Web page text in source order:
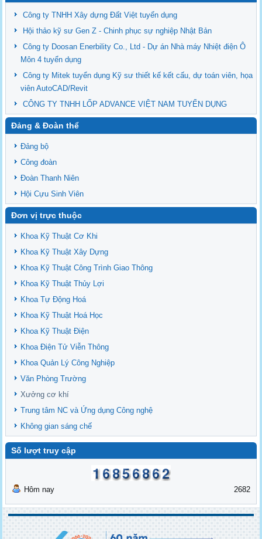
Công ty TNHH Xây dựng Đất Việt tuyển dụng
Hội thảo kỹ sư Gen Z - Chinh phục sự nghiệp Nhật Bản
Công ty Doosan Enerbility Co., Ltd - Dự án Nhà máy Nhiệt điện Ô
Môn 4 tuyển dụng
Công ty Mitek tuyển dụng Kỹ sư thiết kế kết cấu, dự toán viên, họa
viên AutoCAD/Revit
CÔNG TY TNHH LỐP ADVANCE VIỆT NAM TUYỂN DỤNG
Đảng & Đoàn thể
Đảng bộ
Công đoàn
Đoàn Thanh Niên
Hội Cựu Sinh Viên
Đơn vị trực thuộc
Khoa Kỹ Thuật Cơ Khi
Khoa Kỹ Thuật Xây Dựng
Khoa Kỹ Thuật Công Trình Giao Thông
Khoa Kỹ Thuật Thủy Lợi
Khoa Tự Động Hoá
Khoa Kỹ Thuật Hoá Học
Khoa Kỹ Thuật Điện
Khoa Điện Tử Viễn Thông
Khoa Quản Lý Công Nghiệp
Văn Phòng Trường
Xưởng cơ khí
Trung tâm NC và Ứng dụng Công nghệ
Không gian sáng chế
Số lượt truy cập
Hôm nay 2682